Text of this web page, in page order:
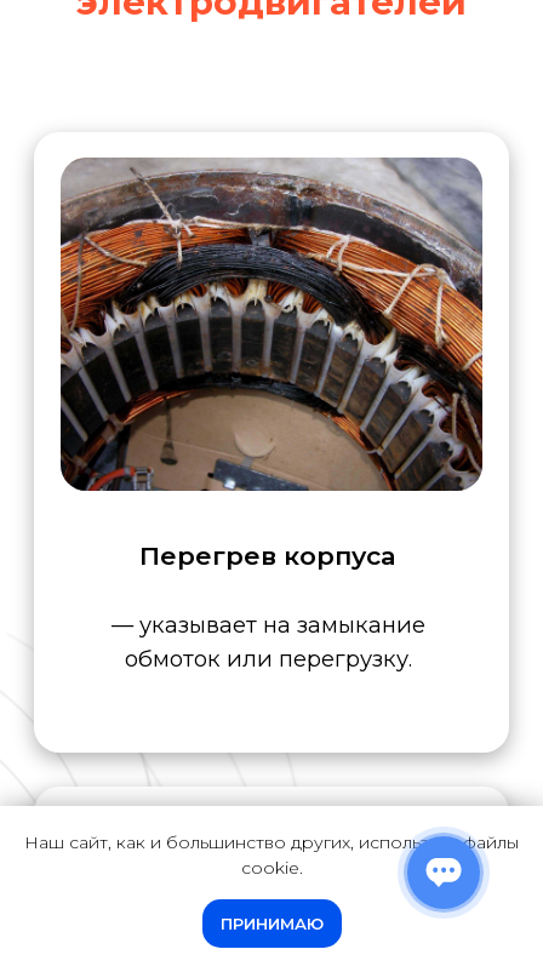
Ремонтиперемотка
любых
электродвигателей
Наш сайт, как и большинство других, использует файлы
cookie.
ПРИНИМАЮ